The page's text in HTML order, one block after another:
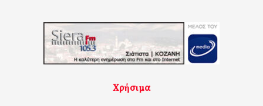
Χρήσιμα